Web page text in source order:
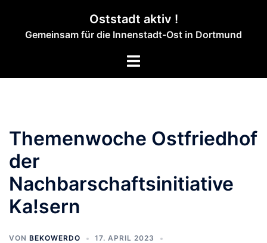
springen
Oststadt aktiv !
Gemeinsam für die Innenstadt-Ost in Dortmund
Menü
Themenwoche Ostfriedhof
der
Nachbarschaftsinitiative
Ka!sern
VON BEKOWERDO
17. APRIL 2023